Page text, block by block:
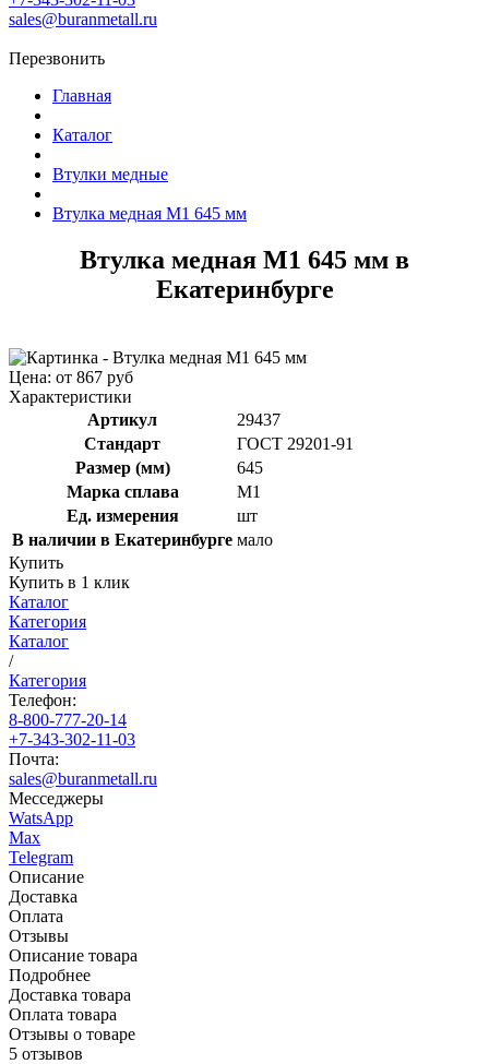
sales@buranmetall.ru
Перезвонить
Главная
Каталог
Втулки медные
Втулка медная М1 645 мм
Втулка медная М1 645 мм в
Екатеринбурге
Цена: от 867 руб
Характеристики
Артикул
29437
Стандарт
ГОСТ 29201-91
Размер (мм)
645
Марка сплава
М1
Ед. измерения
шт
В наличии в Екатеринбурге мало
Купить
Купить в 1 клик
Каталог
Категория
Каталог
/
Категория
Телефон:
8-800-777-20-14
+7-343-302-11-03
Почта:
sales@buranmetall.ru
Месседжеры
WatsApp
Max
Telegram
Описание
Доставка
Оплата
Отзывы
Описание товара
Подробнее
Доставка товара
Оплата товара
Отзывы о товаре
5 отзывов